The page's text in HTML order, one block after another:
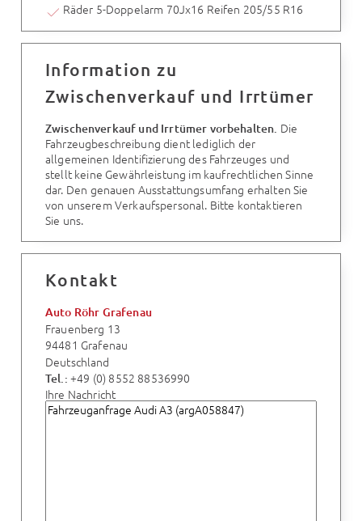
Räder 5-Doppelarm 70Jx16 Reifen 205/55 R16
Information zu
Zwischenverkauf und Irrtümer
Zwischenverkauf und Irrtümer vorbehalten. Die
Fahrzeugbeschreibung dient lediglich der
allgemeinen Identifizierung des Fahrzeuges und
stellt keine Gewährleistung im kaufrechtlichen Sinne
dar. Den genauen Ausstattungsumfang erhalten Sie
von unserem Verkaufspersonal. Bitte kontaktieren
Sie uns.
Kontakt
Auto Röhr Grafenau
Frauenberg 13
94481 Grafenau
Deutschland
Tel.: +49 (0) 8552 88536990
Ihre Nachricht